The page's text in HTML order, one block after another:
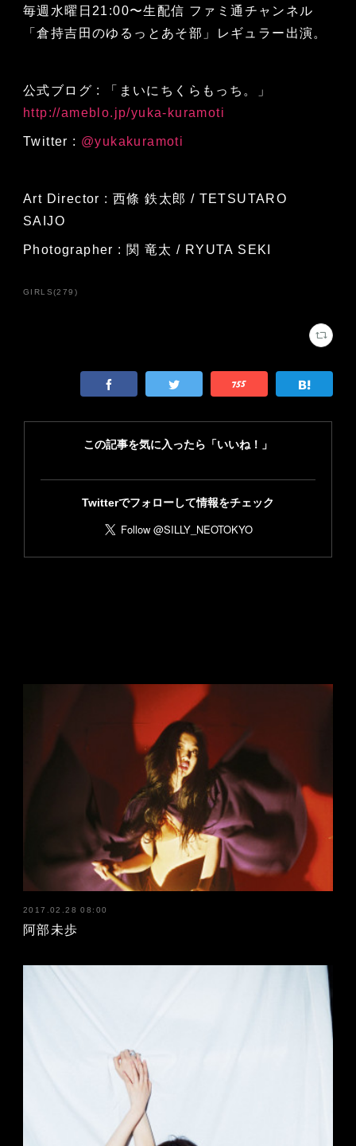
毎週水曜日21:00〜生配信 ファミ通チャンネル
「倉持吉田のゆるっとあそ部」レギュラー出演。
公式ブログ : 「まいにちくらもっち。」
http://ameblo.jp/yuka-kuramoti
Twitter : @yukakuramoti
Art Director : 西條 鉄太郎 / TETSUTARO
SAIJO
Photographer : 関 竜太 / RYUTA SEKI
GIRLS(279 )
2017.02.28 08:00
阿部未歩